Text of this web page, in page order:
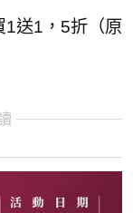
1送1，5折（原